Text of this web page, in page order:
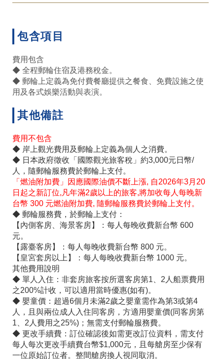
包含項目
費用包含
◆ 全程郵輪住宿及港務稅金。
◆ 郵輪上定義為免付費餐廳提供之餐食、免費設施之使
用及各式娛樂活動與表演。
其他備註
費用不包含
◆ 岸上觀光費用及郵輪上定義為個人之消費。
◆ 日本政府徵收「國際觀光旅客稅」約3,000元日幣/
人，隨郵輪服務費於郵輪上支付。
「燃油附加費」因應國際油價不斷上漲, 自2026年3月20
日起之新訂位,凡年滿2歲以上的旅客,將加收每人每晚新
台幣 300 元燃油附加費, 隨郵輪服務費於郵輪上支付。
◆ 郵輪服務費，於郵輪上支付：
【內側客房、海景客房】：每人每晚收費新台幣 600
元。
【露臺客房】：每人每晚收費新台幣 800 元。
【皇宮套房以上】：每人每晚收費新台幣 1000 元。
其他費用說明
◆ 單人入住：非套房旅客按所選客房第1、2人船票費用
之200%計收，可以適用當時優惠(如有)。
◆ 嬰童價：超過6個月未滿2歲之嬰童需作為第3或第4
人，且與兩位成人入住同客房，方適用嬰童價(同客房第
1、2人費用之25%)；無需支付郵輪服務費。
◆ 更改手續費：訂位確認後如需更改訂位資料，需支付
每人每次更改手續費台幣$1,000元，且每艙房至少保有
一位原始訂位者。整間艙房換人視同取消。